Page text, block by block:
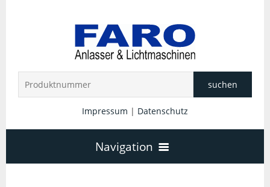
suchen
Impressum | Datenschutz
Navigation